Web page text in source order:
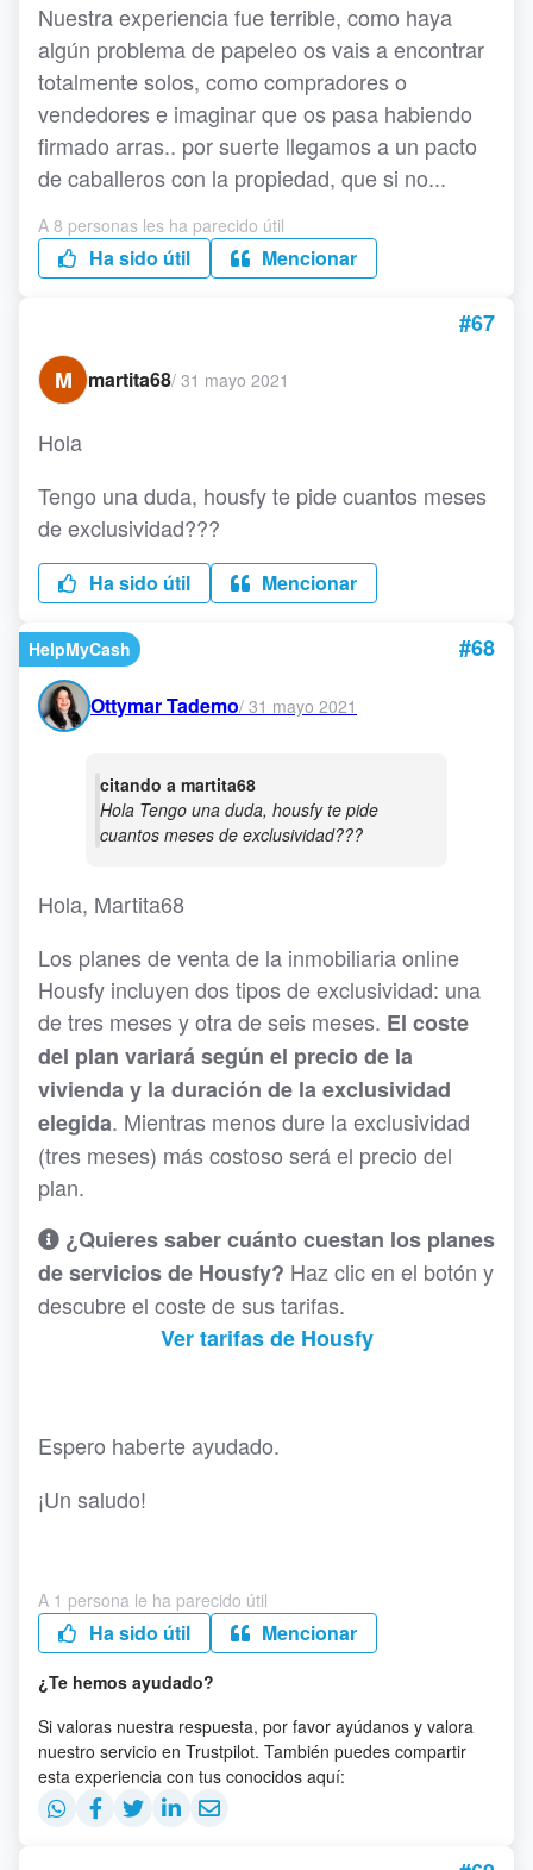
Nuestra experiencia fue terrible, como haya
algún problema de papeleo os vais a encontrar
totalmente solos, como compradores o
vendedores e imaginar que os pasa habiendo
firmado arras.. por suerte llegamos a un pacto
de caballeros con la propiedad, que si no...
A 8 personas les ha parecido útil
Ha sido útil Mencionar
#67
M
martita68/ 31 mayo 2021
Hola
Tengo una duda, housfy te pide cuantos meses
de exclusividad???
Ha sido útil Mencionar
HelpMyCash #68
Ottymar Tademo/ 31 mayo 2021
citando a martita68
Hola Tengo una duda, housfy te pide
cuantos meses de exclusividad???
Hola, Martita68
Los planes de venta de la inmobiliaria online
Housfy incluyen dos tipos de exclusividad: una
de tres meses y otra de seis meses. El coste
del plan variará según el precio de la
vivienda y la duración de la exclusividad
elegida. Mientras menos dure la exclusividad
(tres meses) más costoso será el precio del
plan.
¿Quieres saber cuánto cuestan los planes
de servicios de Housfy? Haz clic en el botón y
descubre el coste de sus tarifas.
Ver tarifas de Housfy
Espero haberte ayudado.
¡Un saludo!
A 1 persona le ha parecido útil
Ha sido útil Mencionar
¿Te hemos ayudado?
Si valoras nuestra respuesta, por favor ayúdanos y valora
nuestro servicio en Trustpilot. También puedes compartir
esta experiencia con tus conocidos aquí: